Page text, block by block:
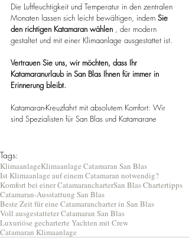
Die Luftfeuchtigkeit und Temperatur in den zentralen
Monaten lassen sich leicht bewältigen, indem Sie
den richtigen Katamaran wählen , der modern
gestaltet und mit einer Klimaanlage ausgestattet ist.
Vertrauen Sie uns, wir möchten, dass Ihr
Katamaranurlaub in San Blas Ihnen für immer in
Erinnerung bleibt.
Katamaran-Kreuzfahrt mit absolutem Komfort: Wir
sind Spezialisten für San Blas und Katamarane
Tags:
KlimaanlageKlimaanlage Catamaran San Blas
Ist Klimaanlage auf einem Catamaran notwendig?
Komfort bei einer CatamarancharterSan Blas Chartertipps
Catamaran-Ausstattung San Blas
Beste Zeit für eine Catamarancharter in San Blas
Voll ausgestatteter Catamaran San Blas
Luxuriöse gecharterte Yachten mit Crew
Catamaran Klimaanlage